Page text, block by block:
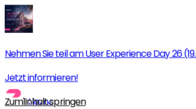
Nehmen Sie teil am User Experience Day 26
Jetzt informieren!
Zum Inhalt springen
Home